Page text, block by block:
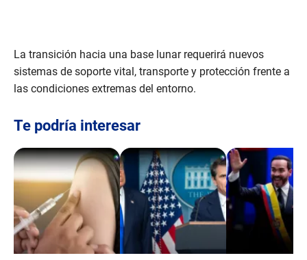
La transición hacia una base lunar requerirá nuevos
sistemas de soporte vital, transporte y protección frente a
las condiciones extremas del entorno.
Te podría interesar